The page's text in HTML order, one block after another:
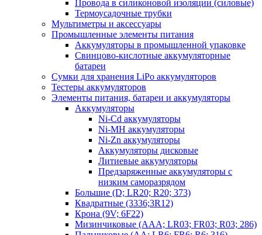
Провода в силиконовой изоляции (силовые)
Термоусадочные трубки
Мультиметры и аксессуары
Промышленные элементы питания
Аккумуляторы в промышленной упаковке
Свинцово-кислотные аккумуляторные
батареи
Сумки для хранения LiPo аккумуляторов
Тестеры аккумуляторов
Элементы питания, батареи и аккумуляторы
Аккумуляторы
Ni-Cd аккумуляторы
Ni-MH аккумуляторы
Ni-Zn аккумуляторы
Аккумуляторы дисковые
Литиевые аккумуляторы
Предзаряженные аккумуляторы с
низким саморазрядом
Большие (D; LR20; R20; 373)
Квадратные (3336;3R12)
Крона (9V; 6F22)
Мизинчиковые (AAA; LR03; FR03; R03; 286)